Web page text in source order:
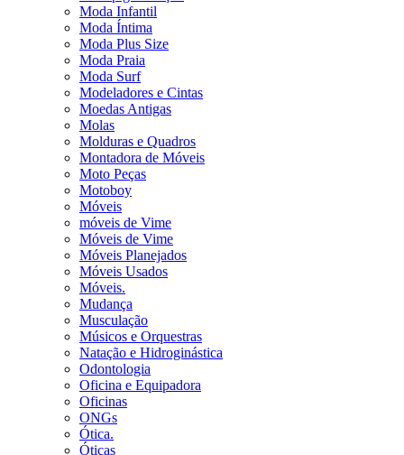
Moda Infantil
Moda Íntima
Moda Plus Size
Moda Praia
Moda Surf
Modeladores e Cintas
Moedas Antigas
Molas
Molduras e Quadros
Montadora de Móveis
Moto Peças
Motoboy
Móveis
móveis de Vime
Móveis de Vime
Móveis Planejados
Móveis Usados
Móveis.
Mudança
Musculação
Músicos e Orquestras
Natação e Hidroginástica
Odontologia
Oficina e Equipadora
Oficinas
ONGs
Ótica.
Óticas